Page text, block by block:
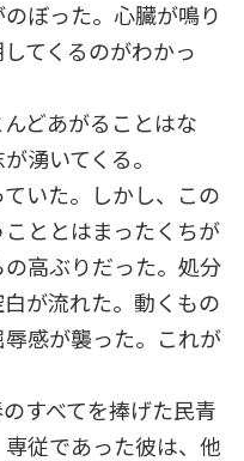
ぼった。心臓が鳴り
てくるのがわかっ
どあがることはな
湧いてくる。
いた。しかし、この
ととはまったくちが
高ぶりだった。処分
が流れた。動くもの
感が襲った。これが
すべてを捧げた民青
従であった彼は、他